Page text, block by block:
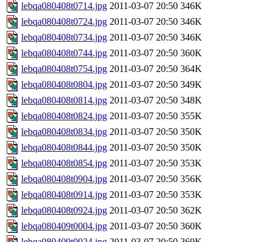
lebqa080408t0714.jpg 2011-03-07 20:50 346K
lebqa080408t0724.jpg 2011-03-07 20:50 346K
lebqa080408t0734.jpg 2011-03-07 20:50 346K
lebqa080408t0744.jpg 2011-03-07 20:50 360K
lebqa080408t0754.jpg 2011-03-07 20:50 364K
lebqa080408t0804.jpg 2011-03-07 20:50 349K
lebqa080408t0814.jpg 2011-03-07 20:50 348K
lebqa080408t0824.jpg 2011-03-07 20:50 355K
lebqa080408t0834.jpg 2011-03-07 20:50 350K
lebqa080408t0844.jpg 2011-03-07 20:50 350K
lebqa080408t0854.jpg 2011-03-07 20:50 353K
lebqa080408t0904.jpg 2011-03-07 20:50 356K
lebqa080408t0914.jpg 2011-03-07 20:50 353K
lebqa080408t0924.jpg 2011-03-07 20:50 362K
lebqa080409t0004.jpg 2011-03-07 20:50 360K